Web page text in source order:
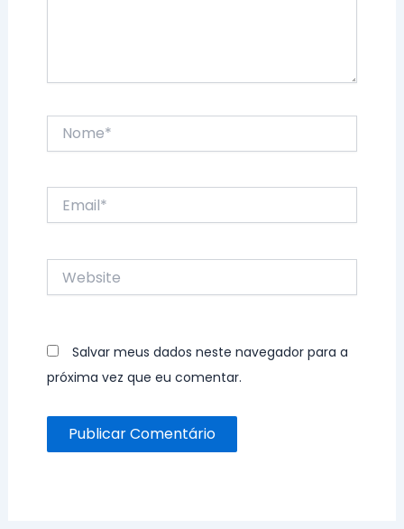
Website
Salvar meus dados neste navegador para a
próxima vez que eu comentar.